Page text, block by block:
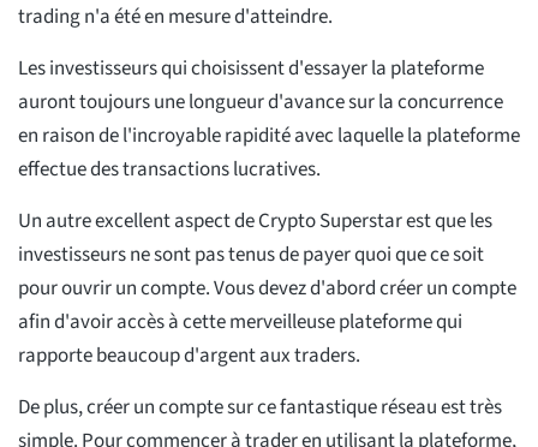
trading n'a été en mesure d'atteindre.
Les investisseurs qui choisissent d'essayer la plateforme
auront toujours une longueur d'avance sur la concurrence
en raison de l'incroyable rapidité avec laquelle la plateforme
effectue des transactions lucratives.
Un autre excellent aspect de Crypto Superstar est que les
investisseurs ne sont pas tenus de payer quoi que ce soit
pour ouvrir un compte. Vous devez d'abord créer un compte
afin d'avoir accès à cette merveilleuse plateforme qui
rapporte beaucoup d'argent aux traders.
De plus, créer un compte sur ce fantastique réseau est très
simple. Pour commencer à trader en utilisant la plateforme,